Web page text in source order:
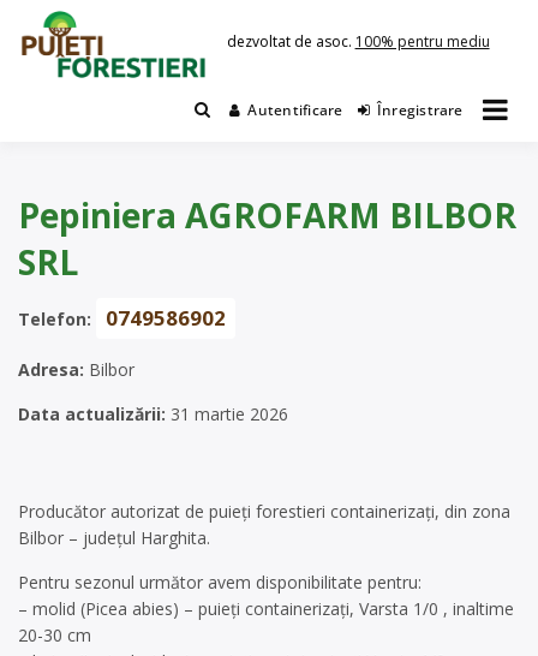
content
dezvoltat de asoc. 100% pentru mediu
Autentificare Înregistrare
Pepiniera AGROFARM BILBOR
SRL
Telefon: 0749586902
Adresa: Bilbor
Data actualizării: 31 martie 2026
Producător autorizat de puieți forestieri containerizați, din zona
Bilbor – județul Harghita.
Pentru sezonul următor avem disponibilitate pentru:
– molid (Picea abies) – puieți containerizați, Varsta 1/0 , inaltime
20-30 cm